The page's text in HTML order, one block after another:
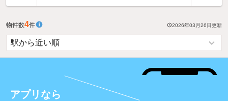
物件数4件 2026年03月26日更新
アプリなら